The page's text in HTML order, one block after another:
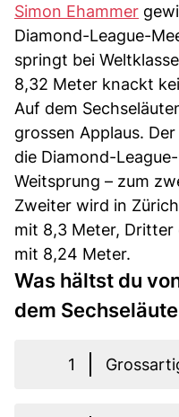
Simon Ehammer
Diamond-League-
springt bei
8,32 Meter knackt
Auf dem
grossen Applaus.
die Diamond-
Weitsprung – zum
Zweiter wird in
mit 8,3 Meter, Dritter
mit 8,24 Meter.
Was hältst du
dem
1